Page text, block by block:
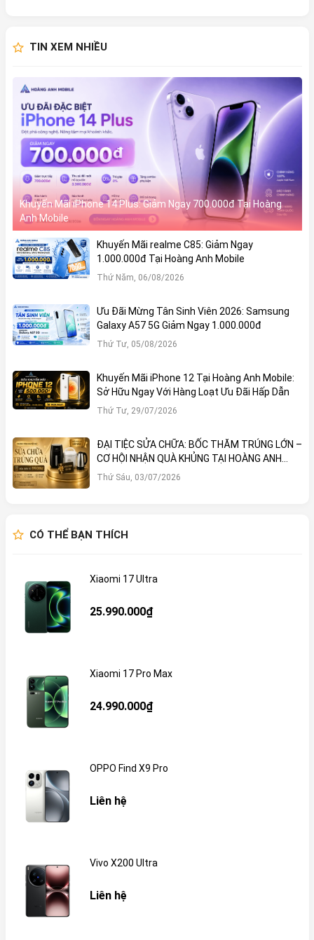
TIN XEM NHIỀU
Khuyến Mãi iPhone 14 Plus: Giảm Ngay 700.000đ Tại Hoàng
Anh Mobile
Khuyến Mãi realme C85: Giảm Ngay
1.000.000đ Tại Hoàng Anh Mobile
Thứ Năm, 06/08/2026
Ưu Đãi Mừng Tân Sinh Viên 2026: Samsung
Galaxy A57 5G Giảm Ngay 1.000.000đ
Thứ Tư, 05/08/2026
Khuyến Mãi iPhone 12 Tại Hoàng Anh Mobile:
Sở Hữu Ngay Với Hàng Loạt Ưu Đãi Hấp Dẫn
Thứ Tư, 29/07/2026
ĐẠI TIỆC SỬA CHỮA: BỐC THĂM TRÚNG LỚN –
CƠ HỘI NHẬN QUÀ KHỦNG TẠI HOÀNG ANH
MOBILE
Thứ Sáu, 03/07/2026
CÓ THỂ BẠN THÍCH
Xiaomi 17 Ultra
25.990.000₫
Xiaomi 17 Pro Max
24.990.000₫
OPPO Find X9 Pro
Liên hệ
Vivo X200 Ultra
Liên hệ